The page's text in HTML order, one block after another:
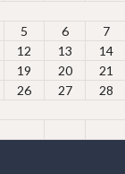
5 6 7
12 13 14
19 20 21
26 27 28